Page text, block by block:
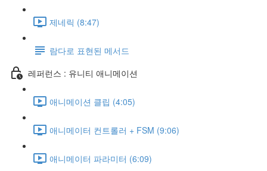
제네릭 (8:47)
람다로 표현된 메서드
레퍼런스 : 유니티 애니메이션
애니메이션 클립 (4:05)
애니메이터 컨트롤러 + FSM (9:06)
애니메이터 파라미터 (6:09)